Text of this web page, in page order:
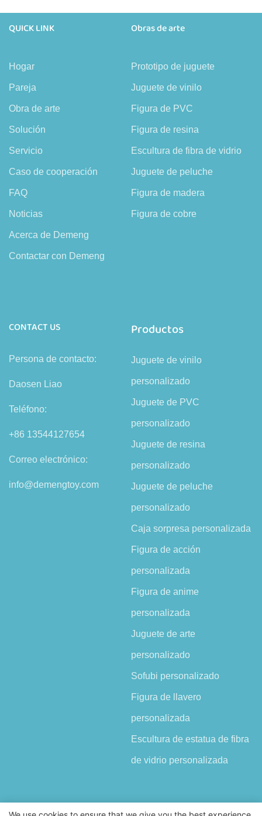
QUICK LINK
Hogar
Pareja
Obra de arte
Solución
Servicio
Caso de cooperación
FAQ
Noticias
Acerca de Demeng
Contactar con Demeng
Obras de arte
Prototipo de juguete
Juguete de vinilo
Figura de PVC
Figura de resina
Escultura de fibra de vidrio
Juguete de peluche
Figura de madera
Figura de cobre
CONTACT US
Persona de contacto:
Daosen Liao
Teléfono:
+86 13544127654
Correo electrónico:
info@demengtoy.com
Productos
Juguete de vinilo
personalizado
Juguete de PVC
personalizado
Juguete de resina
personalizado
Juguete de peluche
personalizado
Caja sorpresa personalizada
Figura de acción
personalizada
Figura de anime
personalizada
Juguete de arte
personalizado
Sofubi personalizado
Figura de llavero
personalizada
Escultura de estatua de fibra
de vidrio personalizada